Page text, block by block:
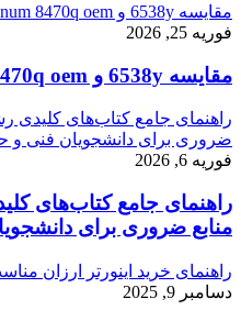
مقایسه 6538y و intel xeon platinum 8470q oem
فوریه 25, 2026
مقایسه 6538y و intel xeon platinum 8470q oem
راهنمای جامع کتاب‌های کلیدی
ضروری برای دانشجویان فنی و
فوریه 6, 2026
راهنمای جامع کتاب‌های
منابع ضروری برای
راهنمای خرید اینورتر ارزان
دسامبر 9, 2025